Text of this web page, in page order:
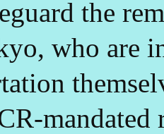
the
who are
mandated